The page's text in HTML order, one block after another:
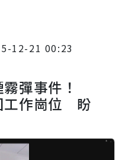
12-21 00:23
彈事件！
工作崗位 盼